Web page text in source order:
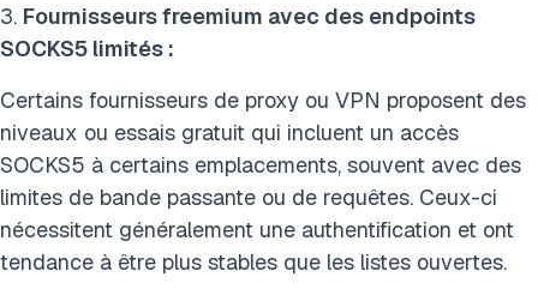
3. Fournisseurs freemium avec des endpoints
SOCKS5 limités :
Certains fournisseurs de proxy ou VPN proposent des
niveaux ou essais gratuit qui incluent un accès
SOCKS5 à certains emplacements, souvent avec des
limites de bande passante ou de requêtes. Ceux-ci
nécessitent généralement une authentification et ont
tendance à être plus stables que les listes ouvertes.